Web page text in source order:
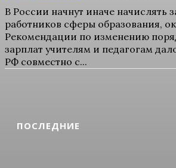
ПОСЛЕДНИЕ
В России начнут иначе начислять
работников сферы образования,
Рекомендации по изменению
зарплат учителям и педагогам
РФ совместно с...